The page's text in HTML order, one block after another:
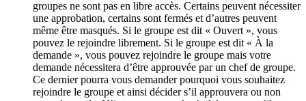
groupes ne sont pas en libre accès. Certains peuvent nécessiter
une approbation, certains sont fermés et d’autres peuvent
même être masqués. Si le groupe est dit « Ouvert », vous
pouvez le rejoindre librement. Si le groupe est dit « À la
demande », vous pouvez rejoindre le groupe mais votre
demande nécessitera d’être approuvée par un chef de groupe.
Ce dernier pourra vous demander pourquoi vous souhaitez
rejoindre le groupe et ainsi décider s’il approuvera ou non